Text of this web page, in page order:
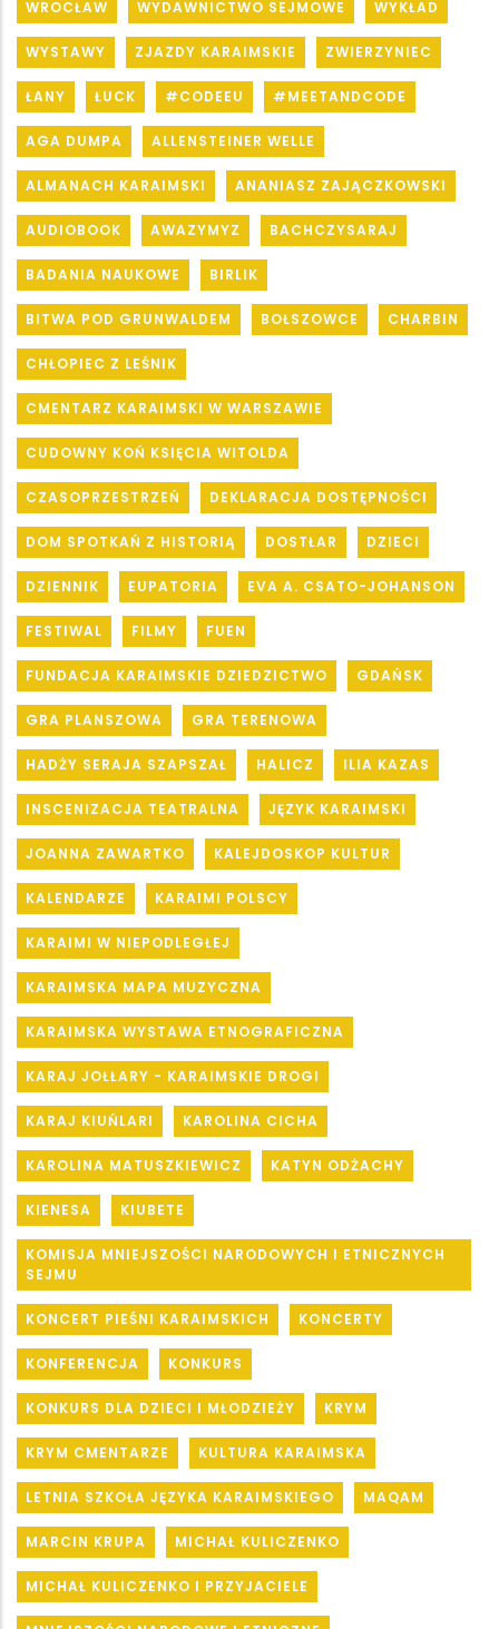
WROCŁAW WYDAWNICTWO SEJMOWE WYKŁAD
WYSTAWY ZJAZDY KARAIMSKIE ZWIERZYNIEC
ŁANY ŁUCK #CODEEU #MEETANDCODE
AGA DUMPA ALLENSTEINER WELLE
ALMANACH KARAIMSKI ANANIASZ ZAJĄCZKOWSKI
AUDIOBOOK AWAZYMYZ BACHCZYSARAJ
BADANIA NAUKOWE BIRLIK
BITWA POD GRUNWALDEM BOŁSZOWCE CHARBIN
CHŁOPIEC Z LEŚNIK
CMENTARZ KARAIMSKI W WARSZAWIE
CUDOWNY KOŃ KSIĘCIA WITOLDA
CZASOPRZESTRZEŃ DEKLARACJA DOSTĘPNOŚCI
DOM SPOTKAŃ Z HISTORIĄ DOSTŁAR DZIECI
DZIENNIK EUPATORIA EVA A. CSATO-JOHANSON
FESTIWAL FILMY FUEN
FUNDACJA KARAIMSKIE DZIEDZICTWO GDAŃSK
GRA PLANSZOWA GRA TERENOWA
HADŻY SERAJA SZAPSZAŁ HALICZ ILIA KAZAS
INSCENIZACJA TEATRALNA JĘZYK KARAIMSKI
JOANNA ZAWARTKO KALEJDOSKOP KULTUR
KALENDARZE KARAIMI POLSCY
KARAIMI W NIEPODLEGŁEJ
KARAIMSKA MAPA MUZYCZNA
KARAIMSKA WYSTAWA ETNOGRAFICZNA
KARAJ JOŁŁARY - KARAIMSKIE DROGI
KARAJ KIUŃLARI KAROLINA CICHA
KAROLINA MATUSZKIEWICZ KATYN ODŻACHY
KIENESA KIUBETE
KOMISJA MNIEJSZOŚCI NARODOWYCH I ETNICZNYCH
SEJMU
KONCERT PIEŚNI KARAIMSKICH KONCERTY
KONFERENCJA KONKURS
KONKURS DLA DZIECI I MŁODZIEŻY KRYM
KRYM CMENTARZE KULTURA KARAIMSKA
LETNIA SZKOŁA JĘZYKA KARAIMSKIEGO MAQAM
MARCIN KRUPA MICHAŁ KULICZENKO
MICHAŁ KULICZENKO I PRZYJACIELE